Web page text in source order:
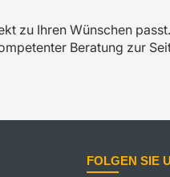
zu Ihren Wünschen
Beratung zur
FOLGEN SIE